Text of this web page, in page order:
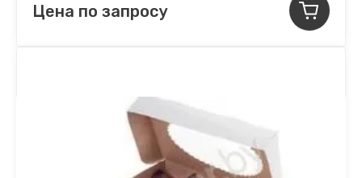
Цена по запросу